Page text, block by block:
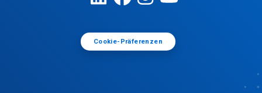
Cookie-Präferenzen